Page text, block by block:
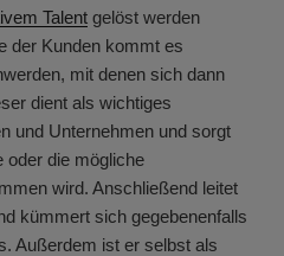
Talent gelöst werden
der Kunden kommt es
mit denen sich dann
dient als wichtiges
und Unternehmen und sorgt
oder die mögliche
wird. Anschließend leitet
kümmert sich gegebenenfalls
Außerdem ist er selbst als